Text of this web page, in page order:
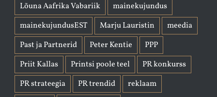
Lõuna Aafrika Vabariik
mainekujundus
mainekujundusEST
Marju Lauristin
meedia
Past ja Partnerid
Peter Kentie
PPP
Priit Kallas
Printsi poole teel
PR konkurss
PR strateegia
PR trendid
reklaam